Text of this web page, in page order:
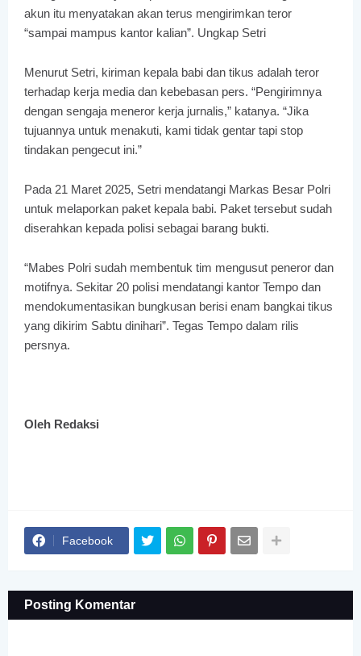
akun itu menyatakan akan terus mengirimkan teror
“sampai mampus kantor kalian”. Ungkap Setri
Menurut Setri, kiriman kepala babi dan tikus adalah teror
terhadap kerja media dan kebebasan pers. “Pengirimnya
dengan sengaja meneror kerja jurnalis,” katanya. “Jika
tujuannya untuk menakuti, kami tidak gentar tapi stop
tindakan pengecut ini.”
Pada 21 Maret 2025, Setri mendatangi Markas Besar Polri
untuk melaporkan paket kepala babi. Paket tersebut sudah
diserahkan kepada polisi sebagai barang bukti.
“Mabes Polri sudah membentuk tim mengusut peneror dan
motifnya. Sekitar 20 polisi mendatangi kantor Tempo dan
mendokumentasikan bungkusan berisi enam bangkai tikus
yang dikirim Sabtu dinihari”. Tegas Tempo dalam rilis
persnya.
Oleh Redaksi
Facebook
Posting Komentar